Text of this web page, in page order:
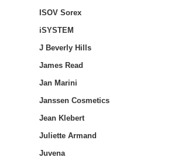
ISOV Sorex
iSYSTEM
J Beverly Hills
James Read
Jan Marini
Janssen Cosmetics
Jean Klebert
Juliette Armand
Juvena